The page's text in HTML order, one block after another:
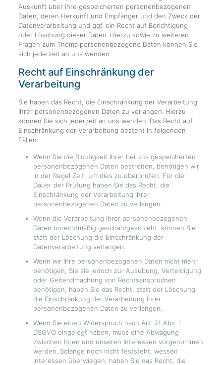
Auskunft über Ihre gespeicherten personenbezogenen
Daten, deren Herkunft und Empfänger und den Zweck der
Datenverarbeitung und ggf. ein Recht auf Berichtigung
oder Löschung dieser Daten. Hierzu sowie zu weiteren
Fragen zum Thema personenbezogene Daten können Sie
sich jederzeit an uns wenden.
Recht auf Einschränkung der
Verarbeitung
Sie haben das Recht, die Einschränkung der Verarbeitung
Ihrer personenbezogenen Daten zu verlangen. Hierzu
können Sie sich jederzeit an uns wenden. Das Recht auf
Einschränkung der Verarbeitung besteht in folgenden
Fällen:
Wenn Sie die Richtigkeit Ihrer bei uns gespeicherten
personenbezogenen Daten bestreiten, benötigen wir
in der Regel Zeit, um dies zu überprüfen. Für die
Dauer der Prüfung haben Sie das Recht, die
Einschränkung der Verarbeitung Ihrer
personenbezogenen Daten zu verlangen.
Wenn die Verarbeitung Ihrer personenbezogenen
Daten unrechtmäßig geschah/geschieht, können Sie
statt der Löschung die Einschränkung der
Datenverarbeitung verlangen.
Wenn wir Ihre personenbezogenen Daten nicht mehr
benötigen, Sie sie jedoch zur Ausübung, Verteidigung
oder Geltendmachung von Rechtsansprüchen
benötigen, haben Sie das Recht, statt der Löschung
die Einschränkung der Verarbeitung Ihrer
personenbezogenen Daten zu verlangen.
Wenn Sie einen Widerspruch nach Art. 21 Abs. 1
DSGVO eingelegt haben, muss eine Abwägung
zwischen Ihren und unseren Interessen vorgenommen
werden. Solange noch nicht feststeht, wessen
Interessen überwiegen, haben Sie das Recht, die